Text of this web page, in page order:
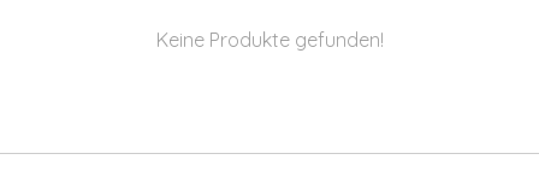
Keine Produkte gefunden!